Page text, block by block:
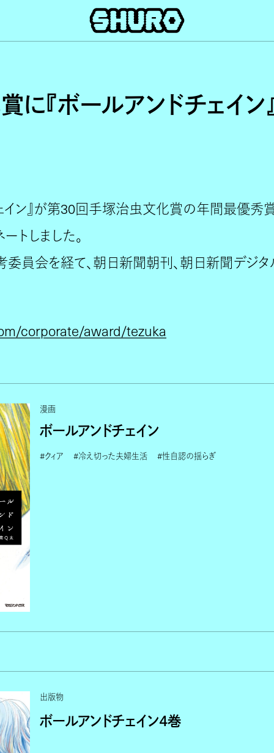
『ボールアンドチェイン
イン』が第30回手塚治虫文化賞の年間最優秀
トしました。
委員会を経て、朝日新聞朝刊、朝日新聞デジ
corporate/award/tezuka
漫画
ボールアンドチェイン
#クィア #冷え切った夫婦生活 #性自認の揺らぎ
出版物
ボールアンドチェイン４巻